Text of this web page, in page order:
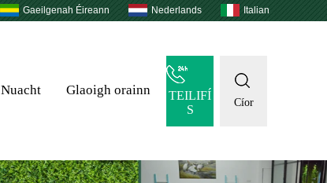
Gaeilgenah Éireann Nederlands Italian
Nuacht Glaoigh orainn
TEILIFÍ
S
Cíor